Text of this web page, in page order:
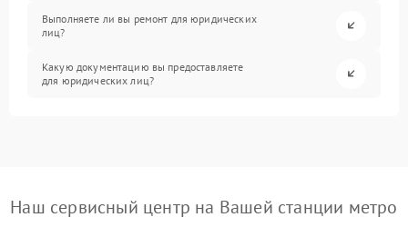
Выполняете ли вы ремонт для юридических
лиц?
Какую документацию вы предоставляете
для юридических лиц?
Наш сервисный центр на Вашей станции метро